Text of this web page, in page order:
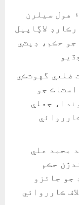
هول سيلرن
لاڳاپيل
حڪم، ڊپٽي
ايڪٽ 2005 تحت ضلعي گهوٽڪي
جو
جعلي
محمد علي
حڪم
جو جائزو
ڪارروائي